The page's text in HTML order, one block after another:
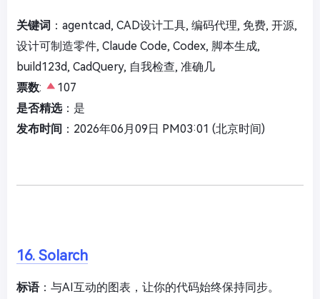
关键词 ：agentcad, CAD设计工具, 编码代理, 免费, 开源,
设计可制造零件, Claude Code, Codex, 脚本生成,
build123d, CadQuery, 自我检查, 准确几
票数:
107
是否精选：是
发布时间 ：2026年06月09日 PM03:01 (北京时间)
16. Solarch
标语：与AI互动的图表，让你的代码始终保持同步。